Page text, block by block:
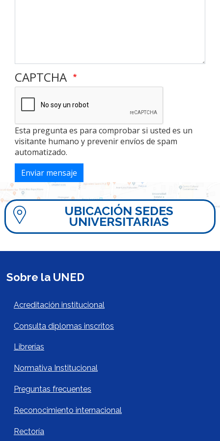
CAPTCHA
Esta pregunta es para comprobar si usted es un
visitante humano y prevenir envíos de spam
automatizado.
Enviar mensaje
UBICACIÓN SEDES
UNIVERSITARIAS
Sobre la UNED
Acerca de la UNED Footer
Acreditación institucional
Consulta diplomas inscritos
Librerías
Normativa Institucional
Preguntas frecuentes
Reconocimiento internacional
Rectoría